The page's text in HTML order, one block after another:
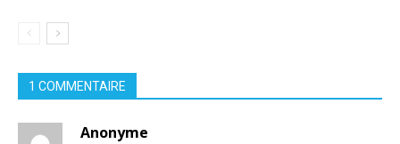
1 COMMENTAIRE
Anonyme